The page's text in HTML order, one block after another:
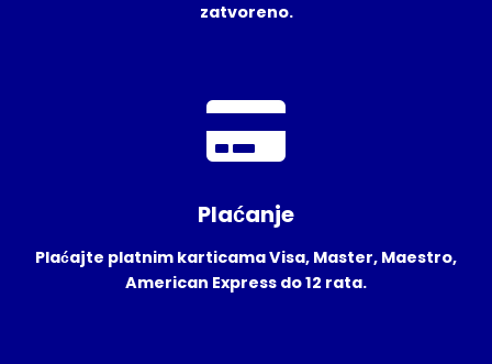
zatvoreno.
Plaćanje
Plaćajte platnim karticama Visa, Master, Maestro,
American Express do 12 rata.